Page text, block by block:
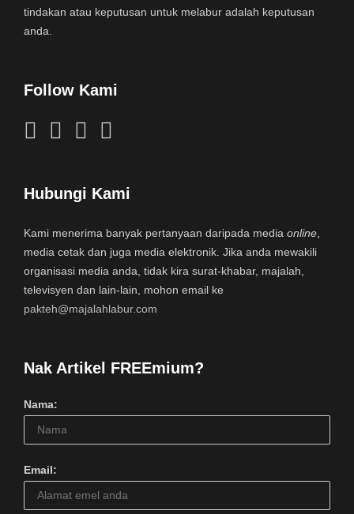
tindakan atau keputusan untuk melabur adalah keputusan
anda.
Follow Kami
Hubungi Kami
Kami menerima banyak pertanyaan daripada media online
media cetak dan juga media elektronik. Jika anda mewakili
organisasi media anda, tidak kira surat-khabar, majalah,
televisyen dan lain-lain, mohon email ke
pakteh@majalahlabur.com
Nak Artikel FREEmium?
Nama:
Email: